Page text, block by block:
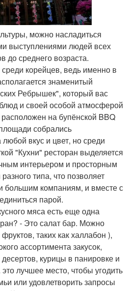
можно насладиться
выступлениями людей всех
до среднего возраста.
корейцев, ведь именно в
знаменитый
Ребрышек", который вас
и своей особой атмосферой
на бупёнской BBQ
собрались
вкус и цвет, но среди
"Кухни" ресторан выделяется
интерьером и просторным
типа, что позволяет
большим компаниям, и вместе с
парой.
мяса есть еще одна
- Это салат бар. Можно
таких как халлабон ),
ассортимента закусок,
курицы в панировке и
лучшее место, чтобы угодить
или удовлетворить запросы